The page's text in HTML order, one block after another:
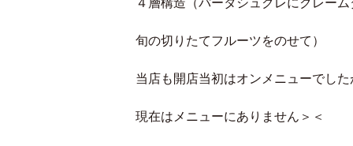
旬の切りたてフルーツをのせて）
当店も開店当初はオンメニューでし
現在はメニューにありません＞＜